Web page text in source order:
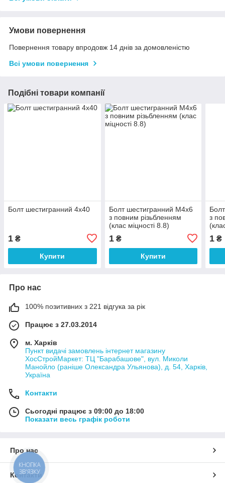
Умови повернення
Повернення товару впродовж 14 днів за домовленістю
Всі умови повернення
Подібні товари компанії
Болт шестигранний 4х40
1 ₴
Купити
Болт шестигранний М4х6
з повним різьбленням
(клас міцності 8.8)
1₴
Купити
з
1 ₴
Про нас
100% позитивних з 221 відгука за рік
Працює з 27.03.2014
м. Харків
Пункт видачі замовлень інтернет магазину
ХосСтройМаркет: ТЦ "Барабашове", вул. Миколи
Манойло (раніше Олександра Ульянова), д. 54, Харків,
Україна
Контакти
Сьогодні працює з 09:00 до 18:00
Показати весь графік роботи
Про нас
Контакти
КНОПКА
ЗВ'ЯЗКУ